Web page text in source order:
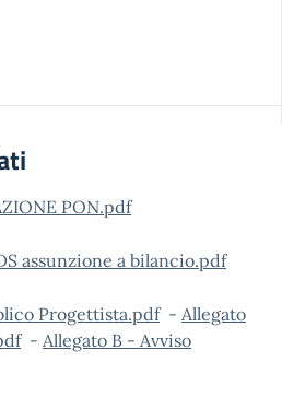
PON.pdf
assunzione a bilancio.pdf
Progettista.pdf- Allegato
- Allegato B - Avviso